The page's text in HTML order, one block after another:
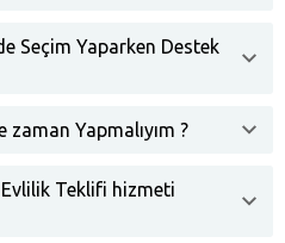
Seçim Yaparken Destek
zaman Yapmalıyım ?
Teklifi hizmeti